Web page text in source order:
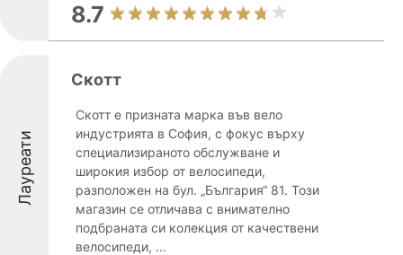
8.7
Лауреати
Скотт
Скотт е призната марка във вело
индустрията в София, с фокус върху
специализираното обслужване и
широкия избор от велосипеди,
разположен на бул. „България“ 81. Този
магазин се отличава с внимателно
подбраната си колекция от качествени
велосипеди, ...